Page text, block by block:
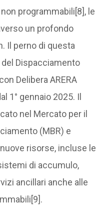
non programmabili[8], le
un profondo
Il perno di questa
Dispacciamento
Delibera ARERA
1° gennaio 2025. Il
nel Mercato per il
(MBR) e
risorse, incluse le
di accumulo,
ancillari anche alle